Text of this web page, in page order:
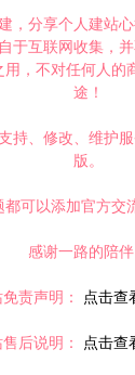
，分享个人建站
于互联网收集，
，不对任何人的
途！
持、修改、维护
版。
可以添加官方交
感谢一路的陪伴
责声明： 点击查
后说明： 点击查